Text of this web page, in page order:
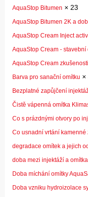
AquaStop Bitumen × 23
AquaStop Bitumen 2K a
AquaStop Cream Inject
AquaStop Cream - stavební
AquaStop Cream zkušenosti
Barva pro sanační omítku ×
Bezplatné zapůjčení
Čistě vápenná omítka
Co s prázdnými otvory po
Co usnadní vrtání kamenné
degradace omítek a jejich
doba mezi injektáží a
Doba míchání omítky
Doba vzniku hydroizolace